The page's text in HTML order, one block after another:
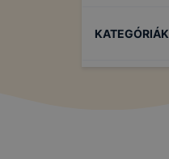
KATEGÓRIÁK